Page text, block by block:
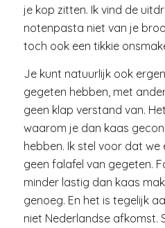
je kop zitten. Ik vind de
notenpasta niet van je
toch ook een tikkie
Je kunt natuurlijk ook
gegeten hebben, met
geen klap verstand van.
waarom je dan kaas
hebben. Ik stel voor dat
geen falafel van gegeten.
minder lastig dan kaas
genoeg. En het is tegelijk
niet Nederlandse afkomst.